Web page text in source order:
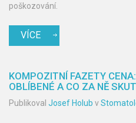
poškozování.
VÍCE
KOMPOZITNÍ FAZETY
OBLÍBENÉ A CO ZA NĚ
Publikoval Josef Holub v